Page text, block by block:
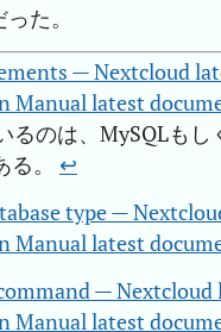
た。
— Nextcloud
Manual latest
るのは、MySQLもし
る。 ↩︎
type —
Manual latest
— Nextcloud
Manual latest